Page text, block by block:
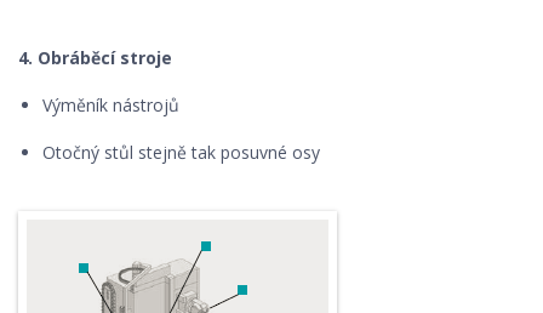
4. Obráběcí stroje
Výměník nástrojů
Otočný stůl stejně tak posuvné osy